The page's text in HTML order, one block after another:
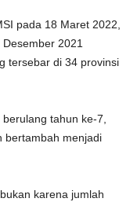
pada 18 Maret 2022,
2021
tersebar di 34 provinsi
tahun ke-7,
bertambah menjadi
karena jumlah